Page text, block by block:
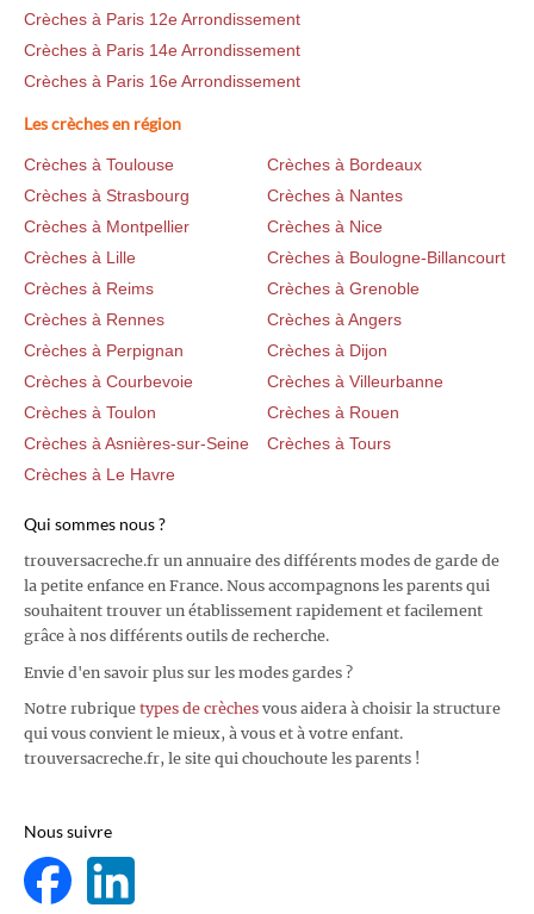
Crèches à Paris 12e Arrondissement
Crèches à Paris 14e Arrondissement
Crèches à Paris 16e Arrondissement
Les crèches en région
Crèches à Toulouse
Crèches à Bordeaux
Crèches à Strasbourg
Crèches à Nantes
Crèches à Montpellier
Crèches à Nice
Crèches à Lille
Crèches à Boulogne-Billancourt
Crèches à Reims
Crèches à Grenoble
Crèches à Rennes
Crèches à Angers
Crèches à Perpignan
Crèches à Dijon
Crèches à Courbevoie
Crèches à Villeurbanne
Crèches à Toulon
Crèches à Rouen
Crèches à Asnières-sur-Seine
Crèches à Tours
Crèches à Le Havre
Qui sommes nous ?
trouversacreche.fr un annuaire des différents modes de garde de
la petite enfance en France. Nous accompagnons les parents qui
souhaitent trouver un établissement rapidement et facilement
grâce à nos différents outils de recherche.
Envie d'en savoir plus sur les modes gardes ?
Notre rubrique types de crèches vous aidera à choisir la structure
qui vous convient le mieux, à vous et à votre enfant.
trouversacreche.fr, le site qui chouchoute les parents !
Nous suivre